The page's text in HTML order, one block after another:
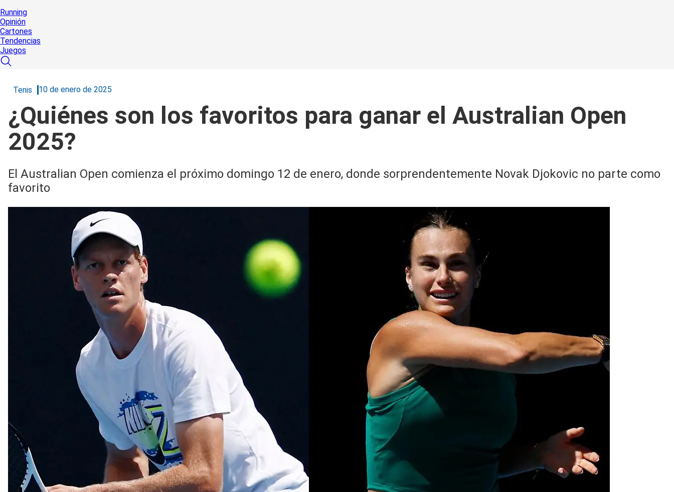
Running
Opinión
Cartones
Tendencias
Juegos
Tenis 10 de enero de 2025
¿Quiénes son los favoritos para ganar el Australian Open
2025?
El Australian Open comienza el próximo domingo 12 de enero, donde sorprendentemente Novak Djokovic no parte como
favorito